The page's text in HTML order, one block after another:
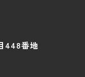
448番地